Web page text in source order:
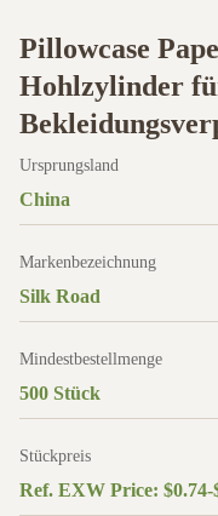
Pillowcase
Hohlzylinder
Ursprungsland
China
Markenbezeichnung
Silk Road
Mindestbestellmenge
500 Stück
Stückpreis
Ref. EXW Price: $0.74-